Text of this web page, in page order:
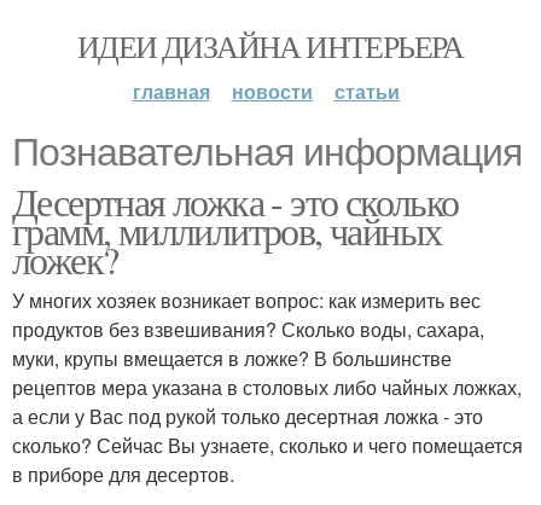
ИДЕИ ДИЗАЙНА ИНТЕРЬЕРА
главная новости статьи
Познавательная информация
Десертная ложка - это сколько
грамм, миллилитров, чайных
ложек?
У многих хозяек возникает вопрос: как измерить вес
продуктов без взвешивания? Сколько воды, сахара,
муки, крупы вмещается в ложке? В большинстве
рецептов мера указана в столовых либо чайных ложках,
а если у Вас под рукой только десертная ложка - это
сколько? Сейчас Вы узнаете, сколько и чего помещается
в приборе для десертов.